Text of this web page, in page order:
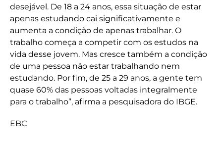
desejável. De 18 a 24 anos, essa situação de estar
apenas estudando cai significativamente e
aumenta a condição de apenas trabalhar. O
trabalho começa a competir com os estudos na
vida desse jovem. Mas cresce também a condição
de uma pessoa não estar trabalhando nem
estudando. Por fim, de 25 a 29 anos, a gente tem
quase 60% das pessoas voltadas integralmente
para o trabalho”, afirma a pesquisadora do IBGE.
EBC